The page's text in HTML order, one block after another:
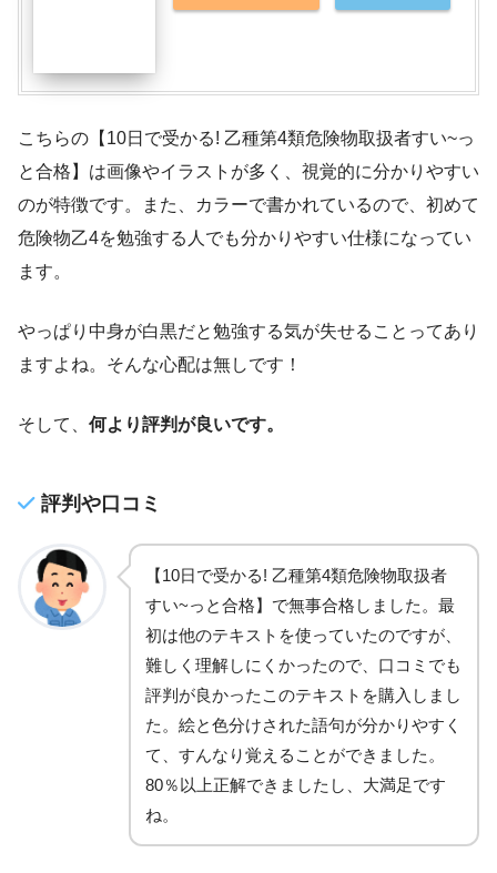
こちらの【10日で受かる! 乙種第4類危険物取扱者すい~っ
と合格】は画像やイラストが多く、視覚的に分かりやすい
のが特徴です。また、カラーで書かれているので、初めて
危険物乙4を勉強する人でも分かりやすい仕様になってい
ます。
やっぱり中身が白黒だと勉強する気が失せることってあり
ますよね。そんな心配は無しです！
そして、 何より評判が良いです。
評判や口コミ
【10日で受かる! 乙種第4類危険物取扱者
すい~っと合格】で無事合格しました。最
初は他のテキストを使っていたのですが、
難しく理解しにくかったので、口コミでも
評判が良かったこのテキストを購入しまし
た。絵と色分けされた語句が分かりやすく
て、すんなり覚えることができました。
80％以上正解できましたし、大満足です
ね。